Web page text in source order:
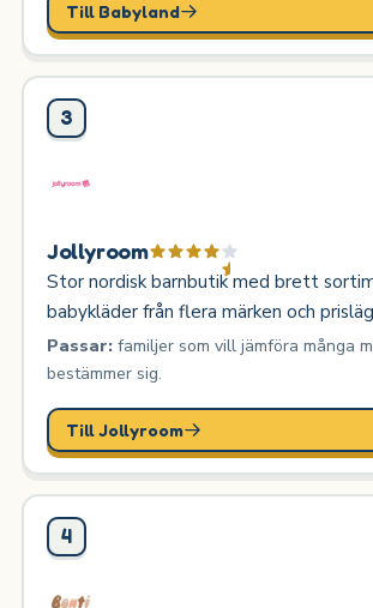
Till Babyland
3
Jollyroom
Stor nordisk barnbutik med brett
babykläder från flera märken och
Passar:familjer som vill jämföra många
bestämmer sig.
Till Jollyroom
4